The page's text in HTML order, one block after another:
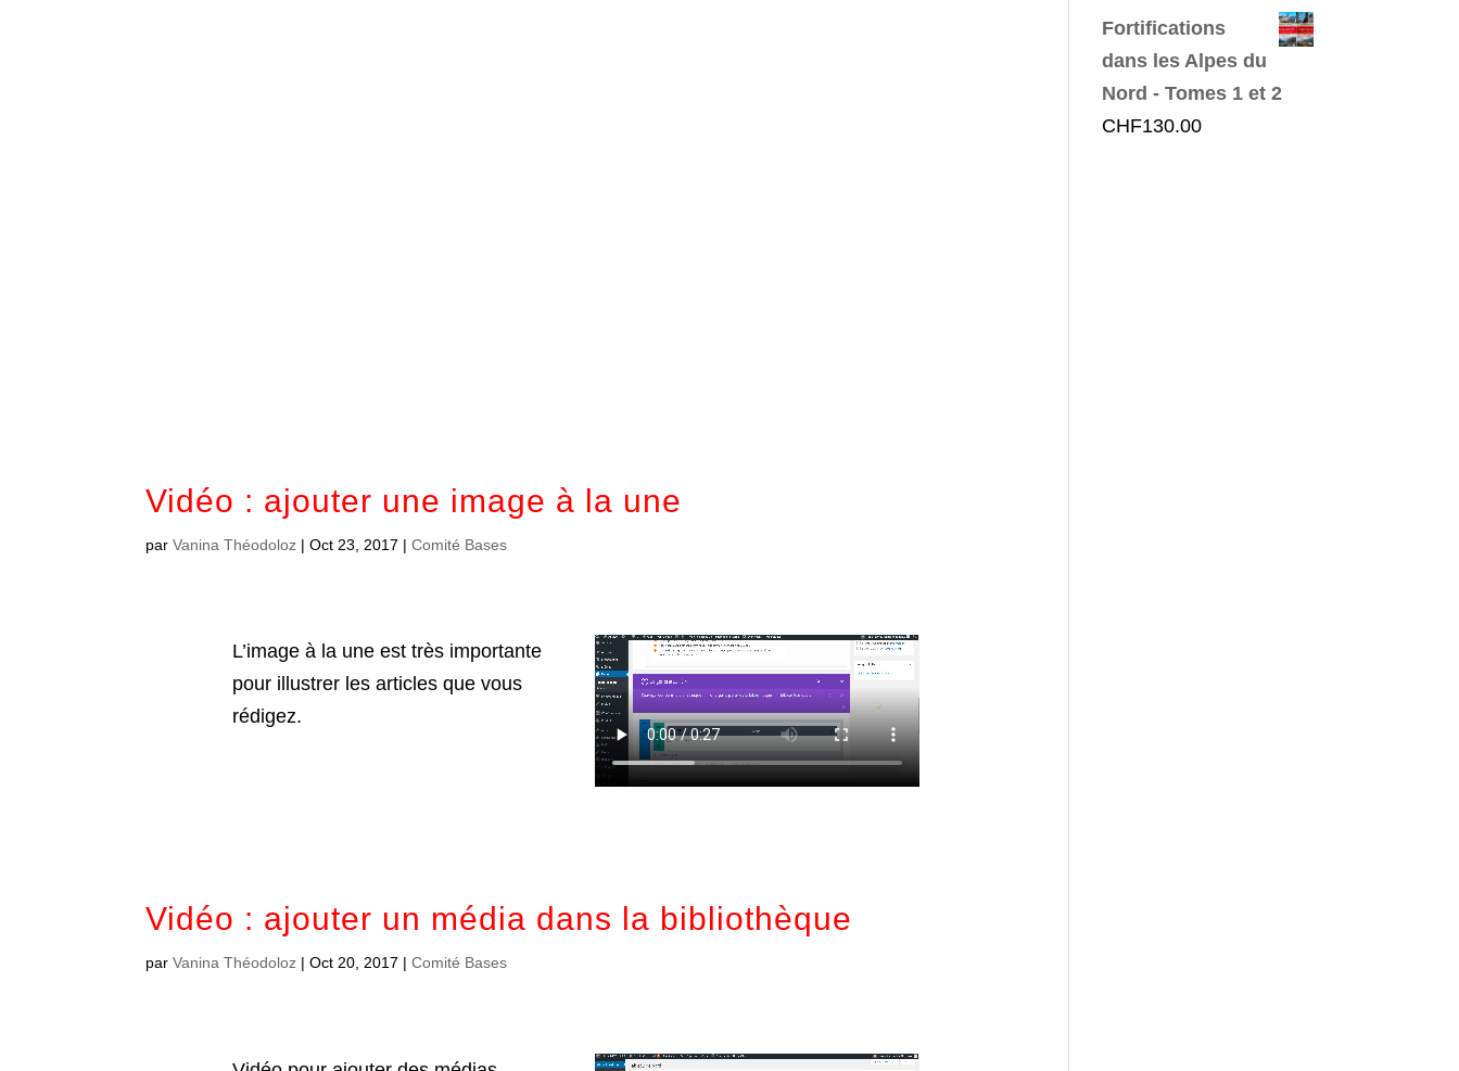
Vidéo : ajouter une image à la une
parVanina Théodoloz |Oct 23, 2017 |Comité Bases
L’image à la une est très importante
pour illustrer les articles que vous
rédigez.
Vidéo : ajouter un média dans la bibliothèque
parVanina Théodoloz |Oct 20, 2017 |Comité Bases
Fortifications
dans les Alpes du
Nord - Tomes 1 et 2
CHF130.00